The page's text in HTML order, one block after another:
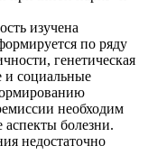
изучена
по ряду
генетическая
и социальные
необходим
болезни.
недостаточно